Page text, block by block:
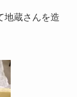
地蔵さんを造